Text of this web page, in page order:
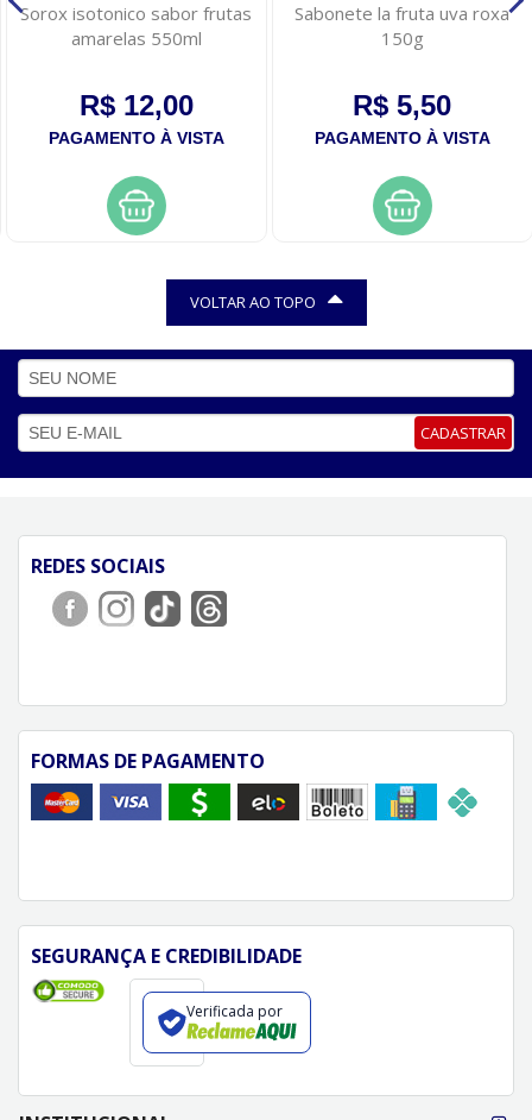
Sorox isotonico sabor frutas
amarelas 550ml
R$ 12,00
PAGAMENTO À VISTA
Sabonete la fruta uva roxa
150g
R$ 5,50
PAGAMENTO À VISTA
VOLTAR AO TOPO
CADASTRAR
REDES SOCIAIS
FORMAS DE PAGAMENTO
SEGURANÇA E CREDIBILIDADE
Verificada por
FORMAS DE